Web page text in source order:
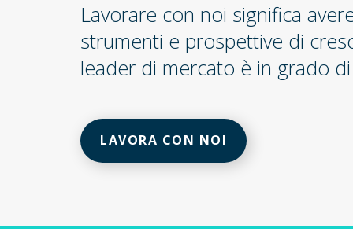
Lavorare con noi significa
strumenti e prospettive di
leader di mercato è in grado
LAVORA CON NOI